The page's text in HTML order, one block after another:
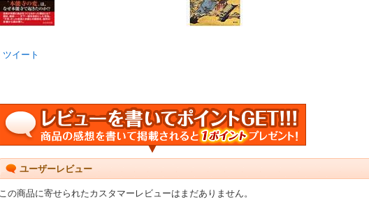
ツイート
ユーザーレビュー
この商品に寄せられたカスタマーレビューはまだありません。